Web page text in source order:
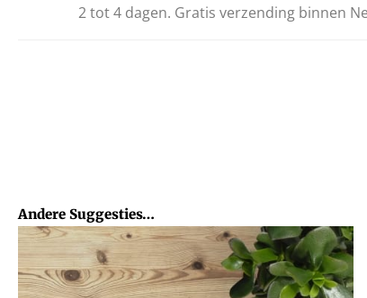
2 tot 4 dagen. Gratis verzending binnen
Andere Suggesties…